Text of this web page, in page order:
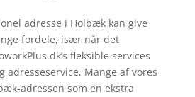
adresse i Holbæk kan give
fordele, især når det
fleksible services
adresseservice. Mange af vores
adressen som en ekstra